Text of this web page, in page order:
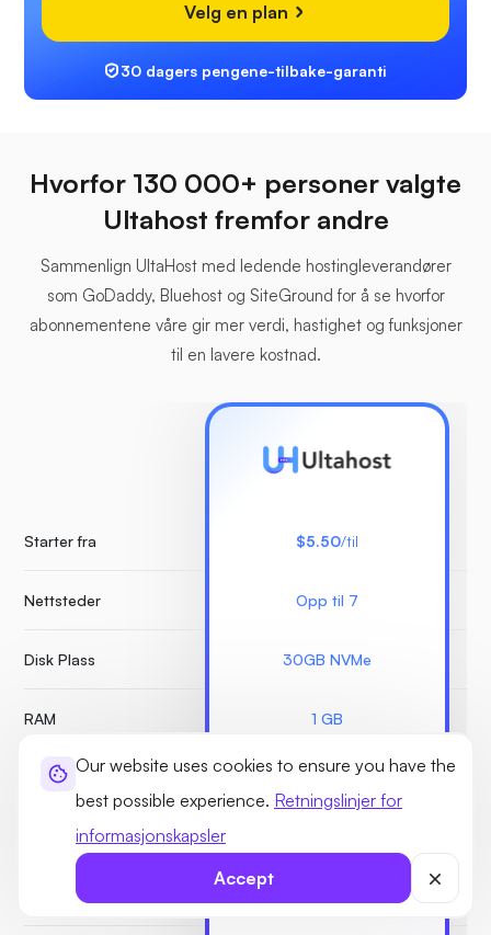
Our website uses cookies to ensure you have the
best possible experience. Retningslinjer for
informasjonskapsler
Accept
Velg en plan
30 dagers pengene-tilbake-garanti
Hvorfor 130 000+ personer valgte
Ultahost fremfor andre
Sammenlign UltaHost med ledende hostingleverandører
som GoDaddy, Bluehost og SiteGround for å se hvorfor
abonnementene våre gir mer verdi, hastighet og funksjoner
til en lavere kostnad.
Starter fra
Nettsteder
Disk Plass
RAM
Månedlig båndbredde
Monrax Sikkerhet
Øyeblikksbilder
$5.50/til
Opp til 7
30GB NVMe
1 GB
Umålt